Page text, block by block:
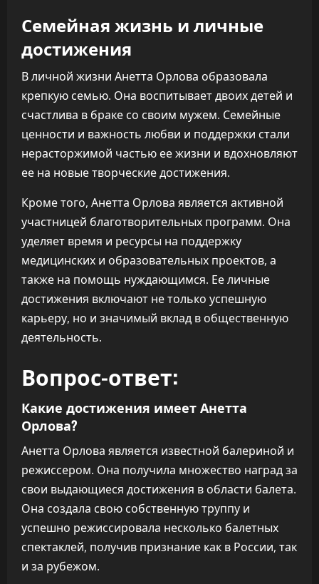
Семейная жизнь и личные
достижения
В личной жизни Анетта Орлова образовала
крепкую семью. Она воспитывает двоих детей и
счастлива в браке со своим мужем. Семейные
ценности и важность любви и поддержки стали
нерасторжимой частью ее жизни и вдохновляют
ее на новые творческие достижения.
Кроме того, Анетта Орлова является активной
участницей благотворительных программ. Она
уделяет время и ресурсы на поддержку
медицинских и образовательных проектов, а
также на помощь нуждающимся. Ее личные
достижения включают не только успешную
карьеру, но и значимый вклад в общественную
деятельность.
Вопрос-ответ:
Какие достижения имеет Анетта
Орлова?
Анетта Орлова является известной балериной и
режиссером. Она получила множество наград за
свои выдающиеся достижения в области балета.
Она создала свою собственную труппу и
успешно режиссировала несколько балетных
спектаклей, получив признание как в России, так
и за рубежом.